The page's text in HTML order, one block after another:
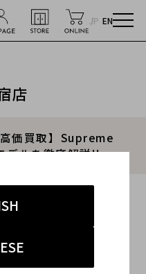
JP EN
店
価買取】Supreme
デルを徹底解説!!